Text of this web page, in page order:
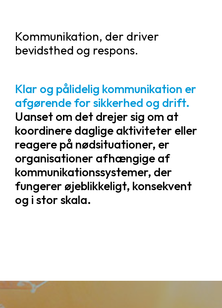
Kommunikation, der driver
bevidsthed og respons.
Klar og pålidelig kommunikation er
afgørende for sikkerhed og drift.
Uanset om det drejer sig om at
koordinere daglige aktiviteter eller
reagere på nødsituationer, er
organisationer afhængige af
kommunikationssystemer, der
fungerer øjeblikkeligt, konsekvent
og i stor skala.